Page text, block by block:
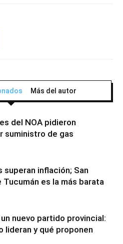
Más del autor
del NOA pidieron
suministro de gas
superan inflación; San
Tucumán es la más barata
nuevo partido provincial:
lideran y qué proponen